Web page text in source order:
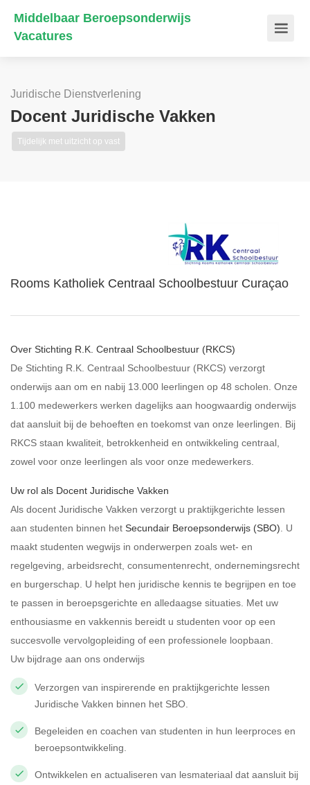
Middelbaar Beroepsonderwijs
Vacatures
Juridische Dienstverlening
Docent Juridische Vakken
Tijdelijk met uitzicht op vast
Rooms Katholiek Centraal Schoolbestuur Curaçao
Over Stichting R.K. Centraal Schoolbestuur (RKCS)
De Stichting R.K. Centraal Schoolbestuur (RKCS) verzorgt
onderwijs aan om en nabij 13.000 leerlingen op 48 scholen. Onze
1.100 medewerkers werken dagelijks aan hoogwaardig onderwijs
dat aansluit bij de behoeften en toekomst van onze leerlingen. Bij
RKCS staan kwaliteit, betrokkenheid en ontwikkeling centraal,
zowel voor onze leerlingen als voor onze medewerkers.
Uw rol als Docent Juridische Vakken
Als docent Juridische Vakken verzorgt u praktijkgerichte lessen
aan studenten binnen het Secundair Beroepsonderwijs (SBO) . U
maakt studenten wegwijs in onderwerpen zoals wet- en
regelgeving, arbeidsrecht, consumentenrecht, ondernemingsrecht
en burgerschap. U helpt hen juridische kennis te begrijpen en toe
te passen in beroepsgerichte en alledaagse situaties. Met uw
enthousiasme en vakkennis bereidt u studenten voor op een
succesvolle vervolgopleiding of een professionele loopbaan.
Uw bijdrage aan ons onderwijs
Verzorgen van inspirerende en praktijkgerichte lessen
Juridische Vakken binnen het SBO.
Begeleiden en coachen van studenten in hun leerproces en
beroepsontwikkeling.
Ontwikkelen en actualiseren van lesmateriaal dat aansluit bij